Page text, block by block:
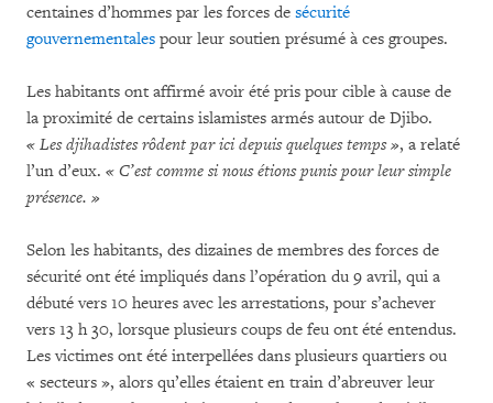
centaines d’hommes par les forces de sécurité
gouvernementales pour leur soutien présumé à ces groupes.
Les habitants ont affirmé avoir été pris pour cible à cause de
la proximité de certains islamistes armés autour de Djibo.
« Les djihadistes rôdent par ici depuis quelques temps », a relaté
l’un d’eux. « C’est comme si nous étions punis pour leur simple
présence. »
Selon les habitants, des dizaines de membres des forces de
sécurité ont été impliqués dans l’opération du 9 avril, qui a
débuté vers 10 heures avec les arrestations, pour s’achever
vers 13 h 30, lorsque plusieurs coups de feu ont été entendus.
Les victimes ont été interpellées dans plusieurs quartiers ou
« secteurs », alors qu’elles étaient en train d’abreuver leur